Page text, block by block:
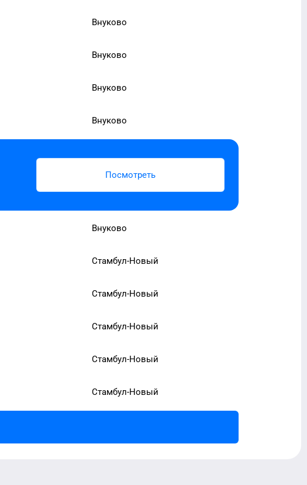
Внуково
Внуково
Внуково
Внуково
Посмотреть
Внуково
Стамбул-Новый
Стамбул-Новый
Стамбул-Новый
Стамбул-Новый
Стамбул-Новый